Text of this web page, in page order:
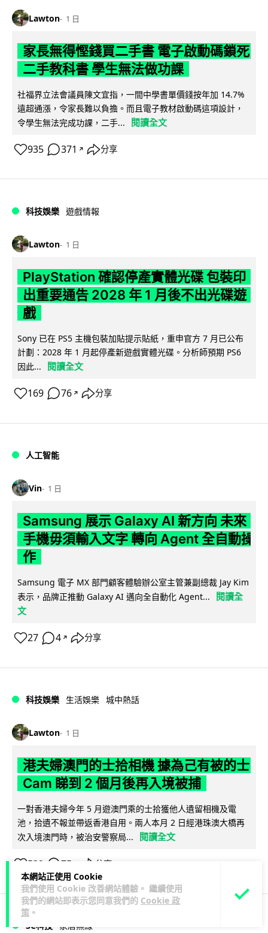
本網站正使用 Cookie
我們使用 Cookie 改善網站體驗。 繼續使用
我們的網站即表示您同意我們的 Cookie 政
策 。
Lawton 1 日
家長無得慳錢買二手書 電子啟動碼鎖死
二手教科書 學生無法做功課
社福界立法會議員陳文宜指，一間中學書單價錢按年加 14.7%
遠超通漲，令家長難以負擔。而且電子教材啟動碼這項設計，
令學生無法完成功課，二手...
閱讀全文
935 371 ↗ 分享
科技娛樂 遊戲情報
Lawton 1 日
PlayStation 確認停產實體光碟 包裝印
出重要通告 2028 年 1 月後不出光碟遊
戲
Sony 已在 PS5 主機包裝加貼提示貼紙，重申官方 7 月已公布
計劃：2028 年 1 月起停產新遊戲實體光碟。分析師預期 PS6
因此...
閱讀全文
169 76 ↗ 分享
人工智能
Vin 1 日
Samsung 展示 Galaxy AI 新方向 未來
手機毋須輸入文字 轉向 Agent 全自動操
作
Samsung 電子 MX 部門顧客體驗辦公室主管兼副總裁 Jay Kim
表示，品牌正推動 Galaxy AI 邁向全自動化 Agent...
閱讀全
文
27 4 ↗ 分享
科技娛樂 生活娛樂 城中熱話
Lawton 1 日
港夫婦澳門的士拾相機 據為己有被的士
Cam 睇到 2 個月後再入境被捕
一對香港夫婦今年 5 月遊澳門乘的士拾獲他人遺留相機及電
池，拾遺不報並帶返香港自用。兩人本月 2 日經港珠澳大橋再
次入境澳門時，被治安警察局...
閱讀全文
532 75 分享
3C科技 家居無線